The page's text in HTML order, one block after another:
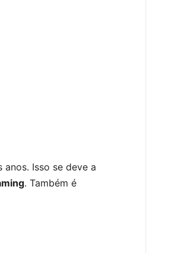
Isso se deve a
. Também é